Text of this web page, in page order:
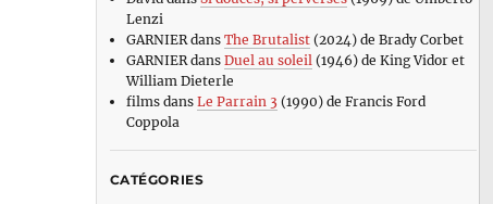
Lenzi
GARNIERdans The Brutalist(2024) de Brady Corbet
GARNIERdans Duel au soleil (1946) de King Vidor et
William Dieterle
filmsdans Le Parrain 3 (1990) de Francis Ford
Coppola
CATÉGORIES